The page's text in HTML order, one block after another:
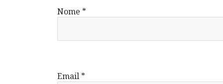
Nome *
Email *